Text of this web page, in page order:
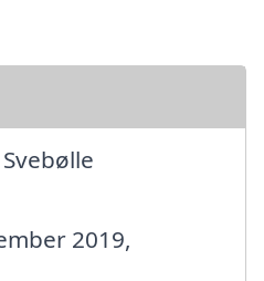
2019,